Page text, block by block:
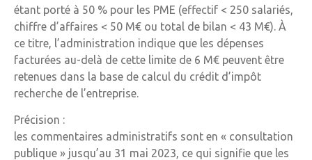
étant porté à 50 % pour les PME (effectif < 250 salariés,
chiffre d’affaires < 50 M€ ou total de bilan < 43 M€). À
ce titre, l’administration indique que les dépenses
facturées au-delà de cette limite de 6 M€ peuvent être
retenues dans la base de calcul du crédit d’impôt
recherche de l’entreprise.
Précision :
les commentaires administratifs sont en « consultation
publique » jusqu’au 31 mai 2023, ce qui signifie que les